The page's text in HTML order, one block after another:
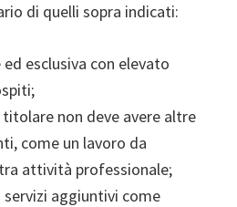
di quelli sopra indicati:
esclusiva con elevato
non deve avere altre
come un lavoro da
attività professionale;
aggiuntivi come